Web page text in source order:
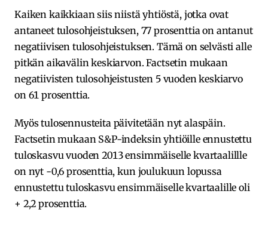
Kaiken kaikkiaan siis niistä yhtiöstä, jotka ovat
antaneet tulosohjeistuksen, 77 prosenttia on antanut
negatiivisen tulosohjeistuksen. Tämä on selvästi alle
pitkän aikavälin keskiarvon. Factsetin mukaan
negatiivisten tulosohjeistusten 5 vuoden keskiarvo
on 61 prosenttia.
Myös tulosennusteita päivitetään nyt alaspäin.
Factsetin mukaan S&P-indeksin yhtiöille ennustettu
tuloskasvu vuoden 2013 ensimmäiselle kvartaalillle
on nyt -0,6 prosenttia, kun joulukuun lopussa
ennustettu tuloskasvu ensimmäiselle kvartaalille oli
+ 2,2 prosenttia.